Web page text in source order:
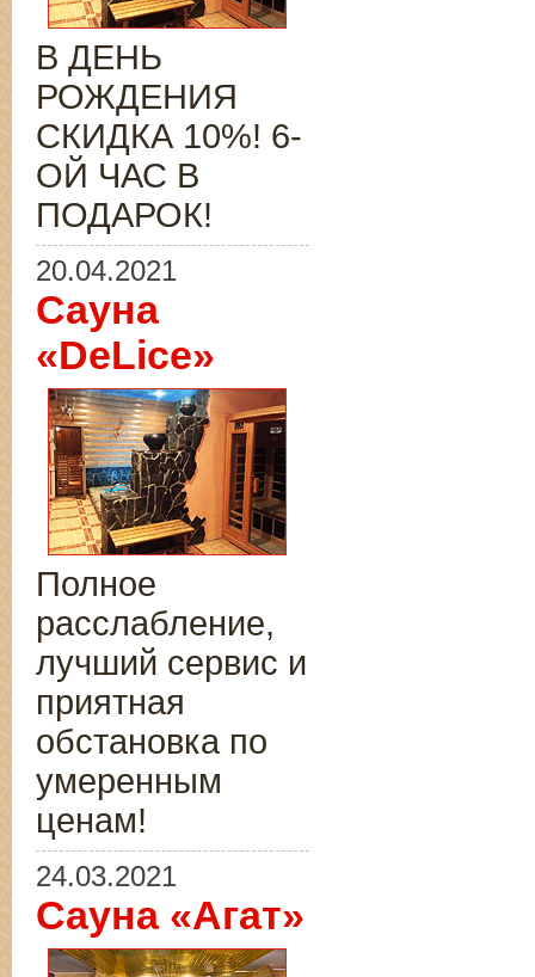
В ДЕНЬ
РОЖДЕНИЯ
СКИДКА 10%! 6-
ОЙ ЧАС В
ПОДАРОК!
20.04.2021
Сауна
«DeLice»
Полное
расслабление,
лучший сервис и
приятная
обстановка по
умеренным
ценам!
24.03.2021
Сауна «Агат»